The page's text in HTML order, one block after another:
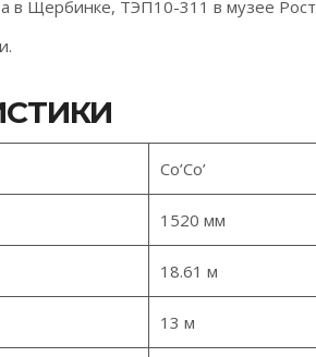
Щербинке, ТЭП10-311 в музее
Co’Co’
1520 мм
18.61 м
13 м